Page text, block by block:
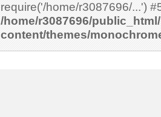
/home/r3087696/
content/themes/